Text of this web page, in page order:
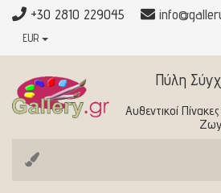
+30 2810 229045
EUR
Πύλη
Αυθεντικοί